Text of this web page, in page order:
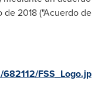
2018 ("Acuerdo de
FSS_Logo.jp